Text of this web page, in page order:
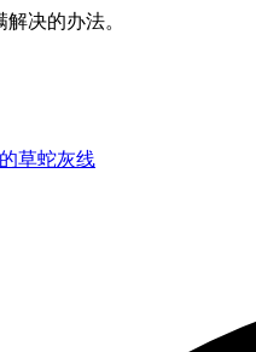
决的办法。
草蛇灰线